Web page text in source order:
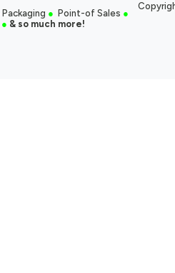
Packaging ● Point-of Sales ●
● & so much more!